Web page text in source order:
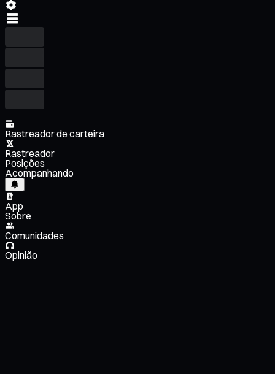
Rastreador de carteira
Rastreador
Posições
Acompanhando
App
Sobre
Comunidades
Opinião